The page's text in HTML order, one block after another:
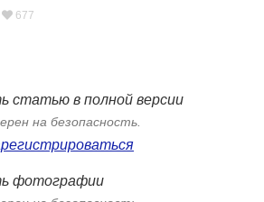
677
статью в полной версии
на безопасность.
фотографии